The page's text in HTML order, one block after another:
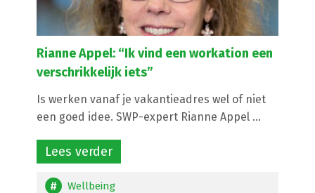
Rianne Appel: “Ik vind een workation een
verschrikkelijk iets”
Is werken vanaf je vakantieadres wel of niet
een goed idee. SWP-expert Rianne Appel ...
Lees verder
Wellbeing